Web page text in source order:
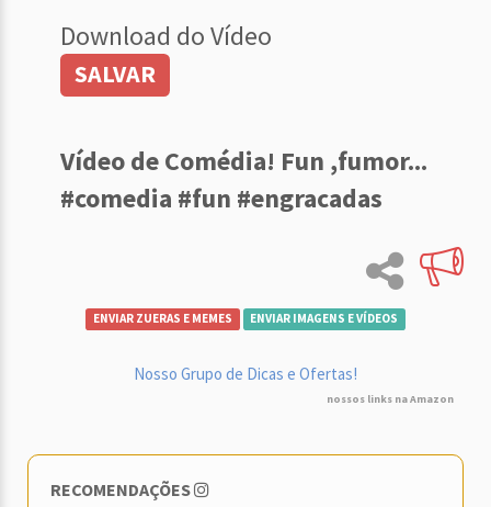
Download do Vídeo
SALVAR
Vídeo de Comédia! Fun ,fumor...
#comedia #fun #engracadas
ENVIAR ZUERAS E MEMES ENVIAR IMAGENS E VÍDEOS
Nosso Grupo de Dicas e Ofertas!
nossos links na Amazon
RECOMENDAÇÕES